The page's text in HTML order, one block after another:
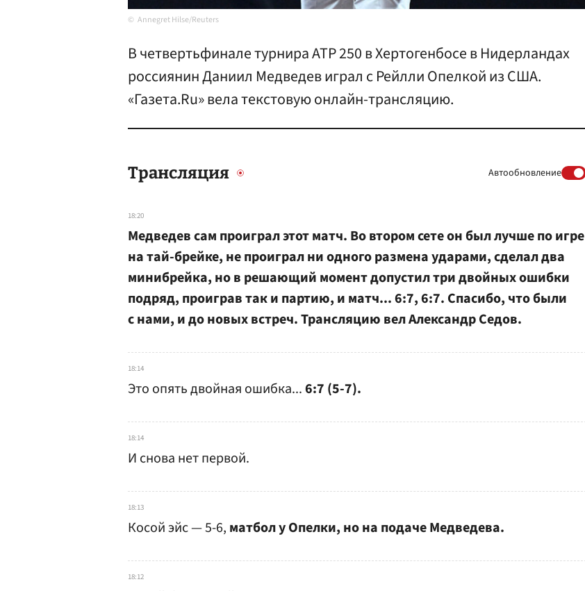
Annegret Hilse/Reuters
В четвертьфинале турнира АТР 250 в Хертогенбосе в Нидерландах
россиянин Даниил Медведев играл с Рейлли Опелкой из США.
«Газета.Ru» вела текстовую онлайн-трансляцию.
Трансляция Автообновление
18:20
Медведев сам проиграл этот матч. Во втором сете он был лучше по игре
на тай-брейке, не проиграл ни одного размена ударами, сделал два
минибрейка, но в решающий момент допустил три двойных ошибки
подряд, проиграв так и партию, и матч... 6:7, 6:7. Спасибо, что были
с нами, и до новых встреч. Трансляцию вел Александр Седов.
18:14
Это опять двойная ошибка...6:7 (5-7).
18:14
И снова нет первой.
18:13
Косой эйс — 5-6, матбол у Опелки, но на подаче Медведева.
18:12